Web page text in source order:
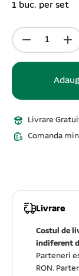
1 buc. per set
Livrare
Comanda
Livrare
Costul de
indiferent
Parteneri
RON.